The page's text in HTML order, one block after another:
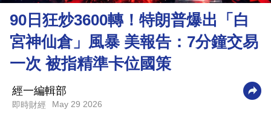
理
財
商
業
技
90日狂炒3600轉！特朗普爆出「白
宮神仙倉」風暴 美報告：7分鐘交易
一次 被指精準卡位國策
經一編輯部
即時財經 May 29 2026